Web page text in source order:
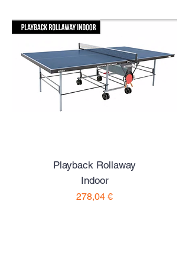
Playback Rollaway
Indoor
Preço
278,04 €